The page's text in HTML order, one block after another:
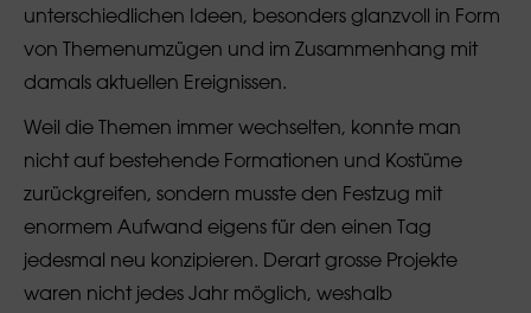
unterschiedlichen Ideen, besonders glanzvoll in Form
von Themenumzügen und im Zusammenhang mit
damals aktuellen Ereignissen.
Weil die Themen immer wechselten, konnte man
nicht auf bestehende Formationen und Kostüme
zurückgreifen, sondern musste den Festzug mit
enormem Aufwand eigens für den einen Tag
jedesmal neu konzipieren. Derart grosse Projekte
waren nicht jedes Jahr möglich, weshalb